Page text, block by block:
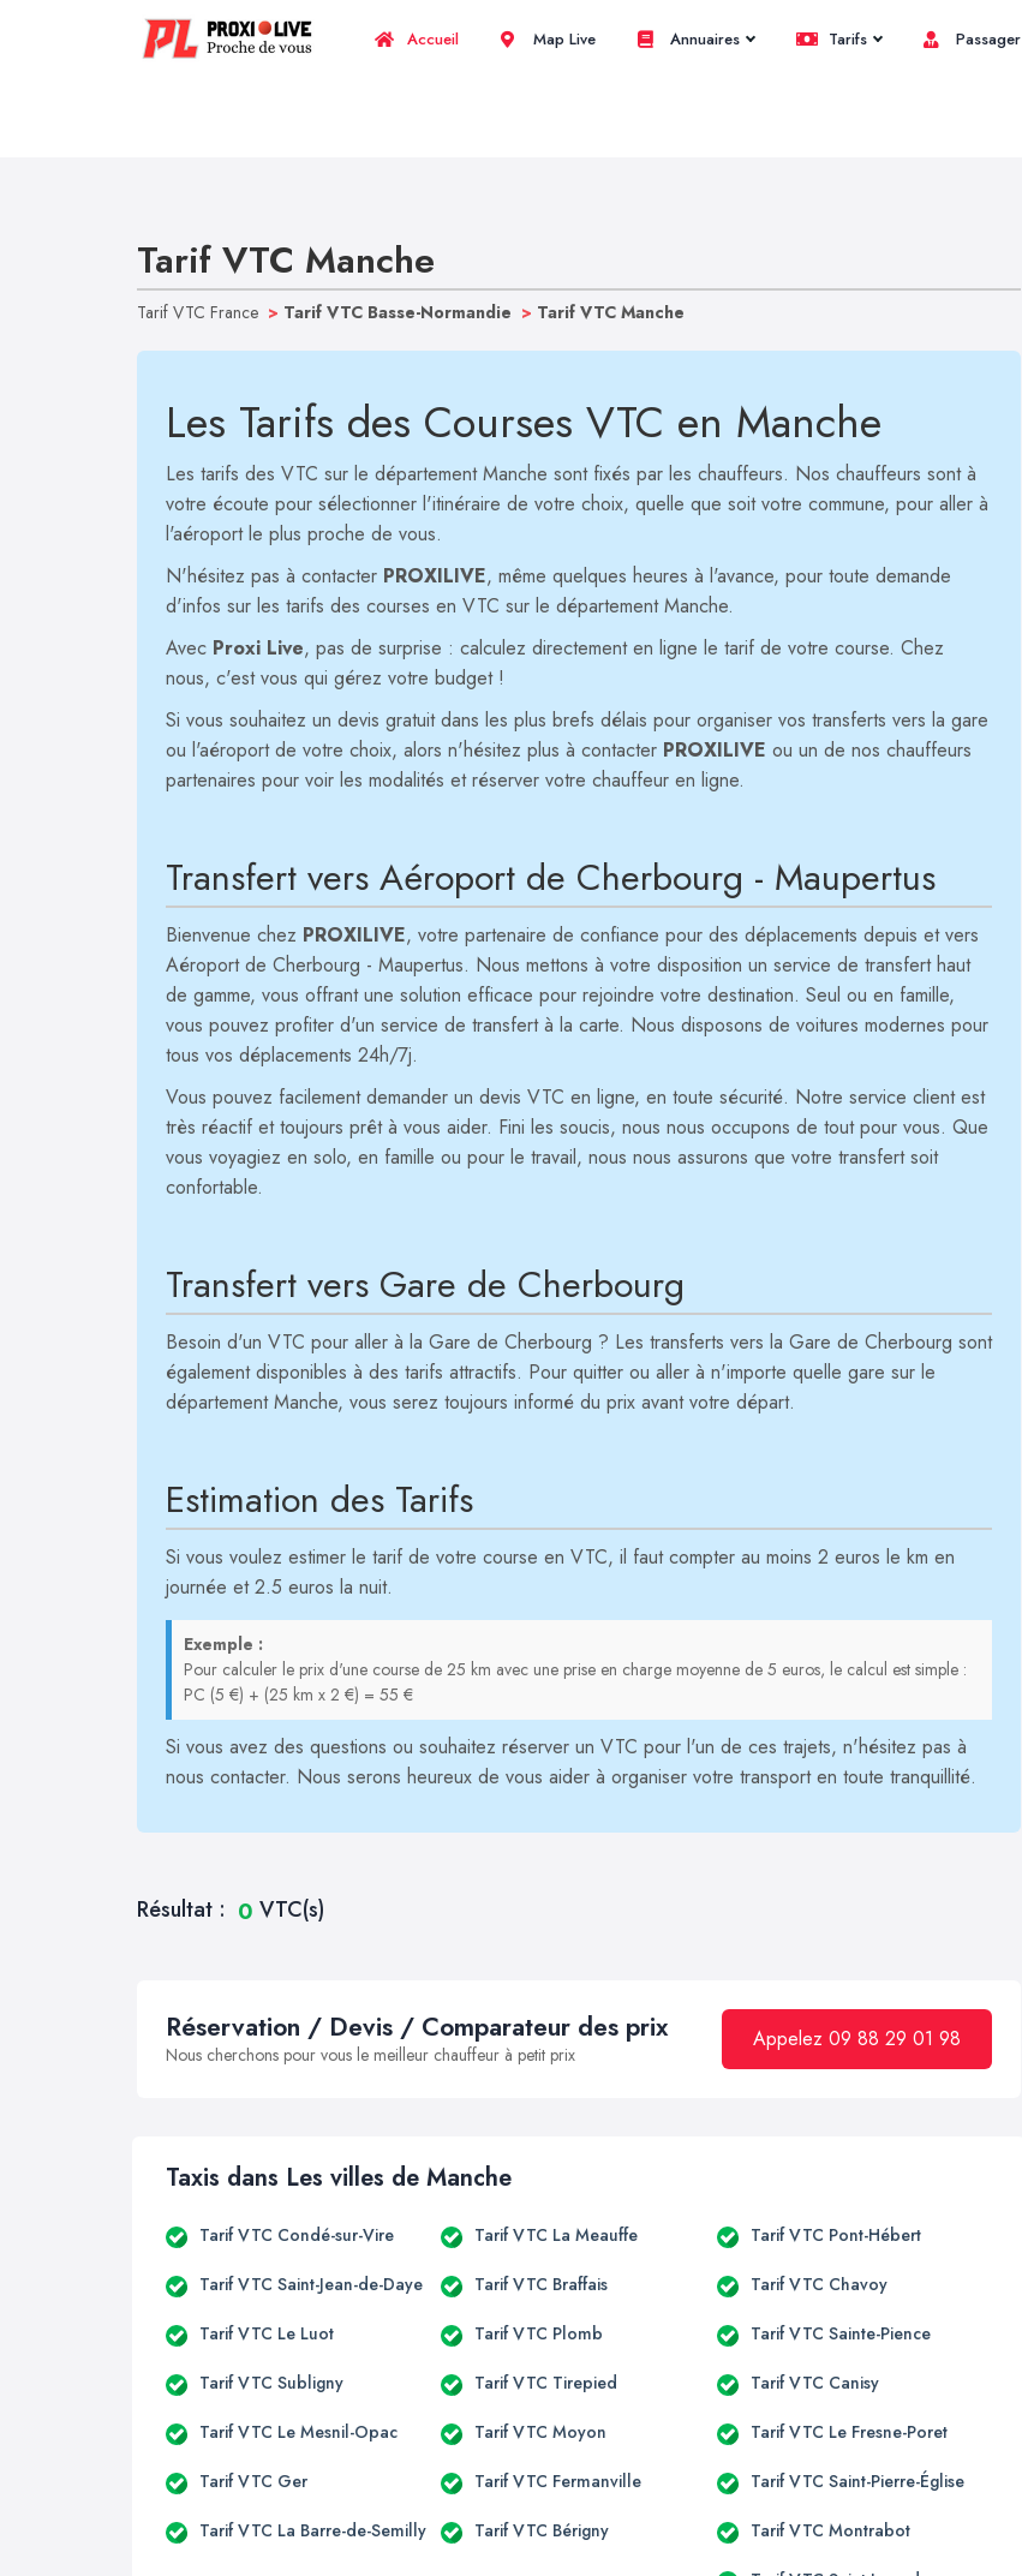
Accueil Map Live Annuaires Tarifs Passager
Tarif VTC Manche
Tarif VTC France > Tarif VTC Basse-Normandie > Tarif VTC Manche
Les Tarifs des Courses VTC en Manche
Les tarifs des VTC sur le département Manche sont fixés par les chauffeurs. Nos chauffeurs sont à
votre écoute pour sélectionner l'itinéraire de votre choix, quelle que soit votre commune, pour aller à
l'aéroport le plus proche de vous.
N'hésitez pas à contacter PROXILIVE, même quelques heures à l'avance, pour toute demande
d'infos sur les tarifs des courses en VTC sur le département Manche.
Avec Proxi Live, pas de surprise : calculez directement en ligne le tarif de votre course. Chez
nous, c'est vous qui gérez votre budget !
Si vous souhaitez un devis gratuit dans les plus brefs délais pour organiser vos transferts vers la gare
ou l'aéroport de votre choix, alors n'hésitez plus à contacter PROXILIVE ou un de nos chauffeurs
partenaires pour voir les modalités et réserver votre chauffeur en ligne.
Transfert vers Aéroport de Cherbourg - Maupertus
Bienvenue chez PROXILIVE, votre partenaire de confiance pour des déplacements depuis et vers
Aéroport de Cherbourg - Maupertus. Nous mettons à votre disposition un service de transfert haut
de gamme, vous offrant une solution efficace pour rejoindre votre destination. Seul ou en famille,
vous pouvez profiter d'un service de transfert à la carte. Nous disposons de voitures modernes pour
tous vos déplacements 24h/7j.
Vous pouvez facilement demander un devis VTC en ligne, en toute sécurité. Notre service client est
très réactif et toujours prêt à vous aider. Fini les soucis, nous nous occupons de tout pour vous. Que
vous voyagiez en solo, en famille ou pour le travail, nous nous assurons que votre transfert soit
confortable.
Transfert vers Gare de Cherbourg
Besoin d'un VTC pour aller à la Gare de Cherbourg ? Les transferts vers la Gare de Cherbourg sont
également disponibles à des tarifs attractifs. Pour quitter ou aller à n'importe quelle gare sur le
département Manche, vous serez toujours informé du prix avant votre départ.
Estimation des Tarifs
Si vous voulez estimer le tarif de votre course en VTC, il faut compter au moins 2 euros le km en
journée et 2.5 euros la nuit.
Exemple :
Pour calculer le prix d'une course de 25 km avec une prise en charge moyenne de 5 euros, le calcul est simple :
PC (5 €) + (25 km x 2 €) = 55 €
Si vous avez des questions ou souhaitez réserver un VTC pour l'un de ces trajets, n'hésitez pas à
nous contacter. Nous serons heureux de vous aider à organiser votre transport en toute tranquillité.
Résultat : 0 VTC(s)
Réservation / Devis / Comparateur des prix
Nous cherchons pour vous le meilleur chauffeur à petit prix
Appelez 09 88 29 01 98
Taxis dans Les villes de Manche
Tarif VTC Condé-sur-Vire Tarif VTC La Meauffe Tarif VTC Pont-Hébert
Tarif VTC Saint-Jean-de-Daye Tarif VTC Braffais Tarif VTC Chavoy
Tarif VTC Le Luot Tarif VTC Plomb Tarif VTC Sainte-Pience
Tarif VTC Subligny Tarif VTC Tirepied Tarif VTC Canisy
Tarif VTC Le Mesnil-Opac Tarif VTC Moyon Tarif VTC Le Fresne-Poret
Tarif VTC Ger Tarif VTC Fermanville Tarif VTC Saint-Pierre-Église
Tarif VTC La Barre-de-Semilly Tarif VTC Bérigny Tarif VTC Montrabot